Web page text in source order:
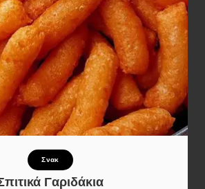
Κουλούρια και Μπισκότα
Μπισκότα με Σοκολάτα –